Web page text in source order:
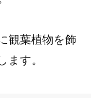
観葉植物を飾
ます。